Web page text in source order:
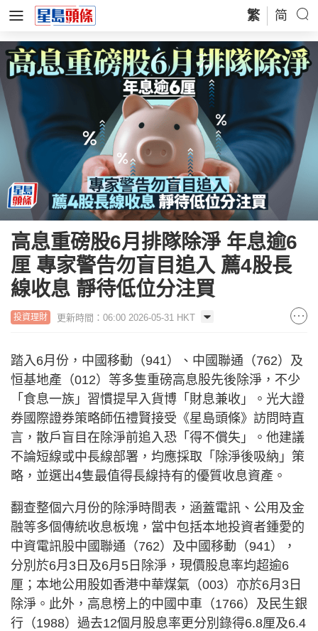
繁 简
高息重磅股6月排隊除淨 年息逾6
厘 專家警告勿盲目追入 薦4股長
線收息 靜待低位分注買
投資理財 更新時間：06:00 2026-05-31 HKT
踏入6月份，中國移動（941）、中國聯通（762）及
恒基地產（012）等多隻重磅高息股先後除淨，不少
「食息一族」習慣提早入貨博「財息兼收」。光大證
券國際證券策略師伍禮賢接受《星島頭條》訪問時直
言，散戶盲目在除淨前追入恐「得不償失」。他建議
不論短線或中長線部署，均應採取「除淨後吸納」策
略，並選出4隻最值得長線持有的優質收息資產。
翻查整個六月份的除淨時間表，涵蓋電訊、公用及金
融等多個傳統收息板塊，當中包括本地投資者鍾愛的
中資電訊股中國聯通（762）及中國移動（941），
分別於6月3日及6月5日除淨，現價股息率均超逾6
厘；本地公用股如香港中華煤氣（003）亦於6月3日
除淨。此外，高息榜上的中國中車（1766）及民生銀
行（1988）過去12個月股息率更分別錄得6.8厘及6.4